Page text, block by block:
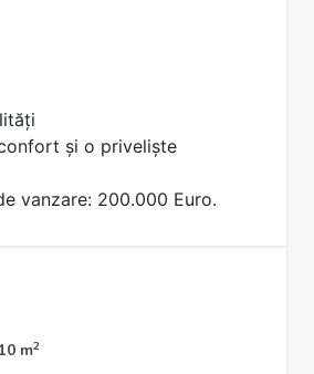
și o priveliște
vanzare: 200.000 Euro.
m2